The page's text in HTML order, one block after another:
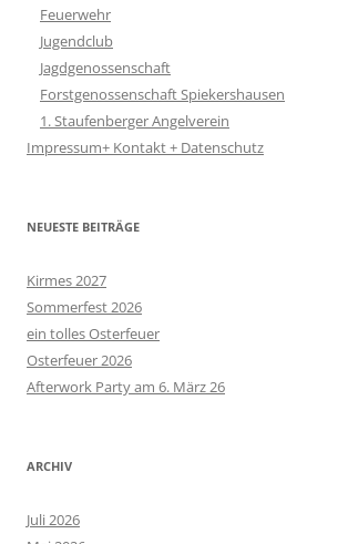
Feuerwehr
Jugendclub
Jagdgenossenschaft
Forstgenossenschaft Spiekershausen
1. Staufenberger Angelverein
Impressum+ Kontakt + Datenschutz
NEUESTE BEITRÄGE
Kirmes 2027
Sommerfest 2026
ein tolles Osterfeuer
Osterfeuer 2026
Afterwork Party am 6. März 26
ARCHIV
Juli 2026